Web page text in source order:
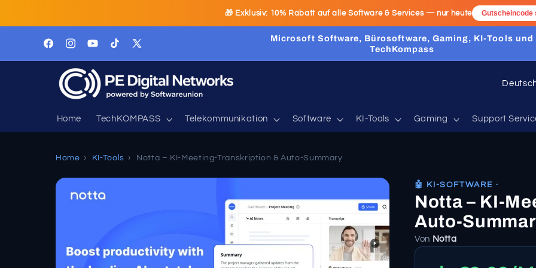
🎁 Exklusiv: 10% Rabatt auf alle Software & Services — nur heute
Inhalt
FacebookInstagramYouTubeTikTokX
Microsoft Software, Bürosoftware, Gaming, KI-Tools und
TechKompass
Home TechKOMPASS Telekommunikation Software KI-Tools Gaming Support
L
n
R
e
g
Home › KI-Tools › Notta – KI-Meeting-Transkription & Auto-Summary
🤖 KI-SOFTWARE ·
Notta – KI-
Auto-
Von Notta